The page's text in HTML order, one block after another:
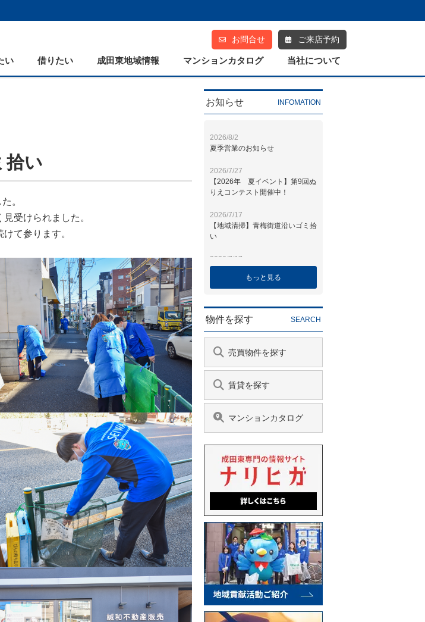
お問合せ ご来店予約
い 借りたい 成田東地域情報 マンションカタログ 当社について
拾い
。
受けられました。
て参ります。
お知らせ INFOMATION
もっと見る
物件を探す SEARCH
売買物件を探す
賃貸を探す
マンションカタログ